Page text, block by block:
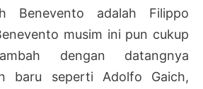
Benevento adalah Filippo
musim ini pun cukup
dengan datangnya
baru seperti Adolfo Gaich,